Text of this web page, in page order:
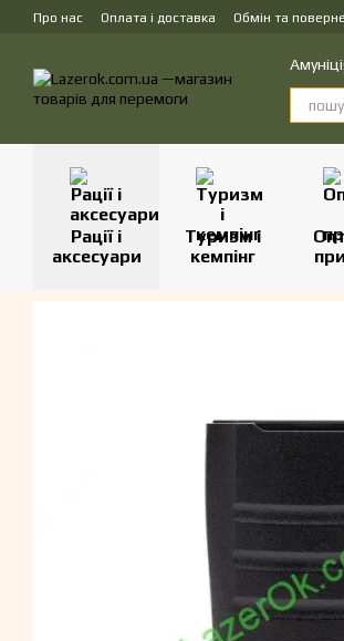
Перейти до основного контенту
Про нас Оплата і доставка Обмін та
Рації і
аксесуари
Туризм і
кемпінг